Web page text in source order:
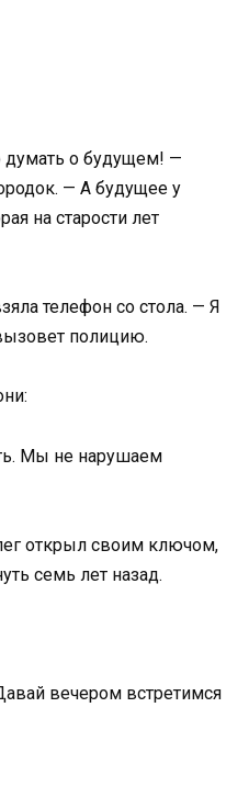
думать о будущем! —
— А будущее у
на старости лет
телефон со стола. — Я
полицию.
Мы не нарушаем
открыл своим ключом,
семь лет назад.
вечером встретимся